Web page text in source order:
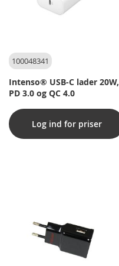
100048341
Intenso® USB-C lader 20W,
PD 3.0 og QC 4.0
Log ind for priser